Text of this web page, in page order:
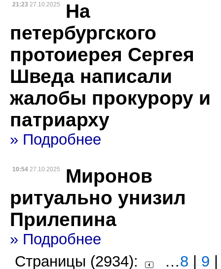
21:23 27.10.2025
На
петербургского
протоиерея Сергея
Шведа написали
жалобы прокурору и
патриарху
» Подробнее
10:54 27.10.2025
Миронов
ритуально унизил
Прилепина
» Подробнее
Страницы (2934):
…8 9